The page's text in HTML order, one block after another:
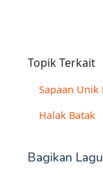
Topik Terkait
Sapaan
Halak Batak
Bagikan Lagu